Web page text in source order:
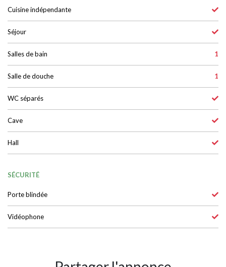
Cuisine indépendante
Séjour
Salles de bain 1
Salle de douche 1
WC séparés
Cave
Hall
Porte blindée
Vidéophone